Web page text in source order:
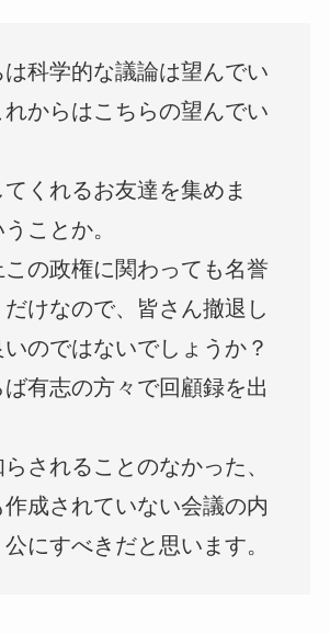
は科学的な議論は望んでい
れからはこちらの望んでい
くれるお友達を集めま
ことか。
この政権に関わっても名誉
けなので、皆さん撤退し
のではないでしょうか？
有志の方々で回顧録を出
されることのなかった、
成されていない会議の内
にすべきだと思います。